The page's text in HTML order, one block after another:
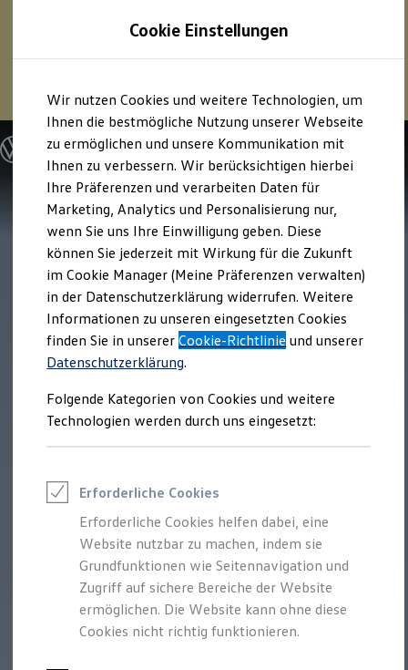
Hauptinhalt
springen
Footer
springen
Profitieren Sie von bis zu6.000 € 1
VolkswagenID. oder
Hybridmodelle.
Mehr zur E‑Auto-Förderung
Modelle und Konfigurator
Konfigurator
Modelle vergleichen
Konfiguration laden
Autosuche
Elektroautos
ENERGY Sondermodelle
Nutzfahrzeuge
SUV und CUV
Familienautos
Kombis
Kompaktwagen
Sportwagen
Schnell verfügbare Fahrzeuge
Angebote und Produkte
Aktuelle Angebote
E-Auto-Förderung
Volkswagen Marktplatz
Elektromobilität bei Gebrauchtwagen
Saisonangebote
Reifenpakete
Leasing
Leasing-Angebote
Gebrauchtwagen Leasing
Junge Gebrauchtwagen-Leasing
Elektroauto Leasing
Kleinwagen-Leasing
Cookie Einstellungen
Wir nutzen Cookies und weitere Technologien, um
Ihnen die bestmögliche Nutzung unserer Webseite
zu ermöglichen und unsere Kommunikation mit
Ihnen zu verbessern. Wir berücksichtigen hierbei
Ihre Präferenzen und verarbeiten Daten für
Marketing, Analytics und Personalisierung nur,
wenn Sie uns Ihre Einwilligung geben. Diese
können Sie jederzeit mit Wirkung für die Zukunft
im Cookie Manager (Meine Präferenzen verwalten)
in der Datenschutzerklärung widerrufen. Weitere
Informationen zu unseren eingesetzten Cookies
finden Sie in unsererCookie-Richtlinie und unserer
Datenschutzerklärung.
Folgende Kategorien von Cookies und weitere
Technologien werden durch uns eingesetzt:
Erforderliche Cookies
Erforderliche Cookies helfen dabei, eine
Website nutzbar zu machen, indem sie
Grundfunktionen wie Seitennavigation und
Zugriff auf sichere Bereiche der Website
ermöglichen. Die Website kann ohne diese
Cookies nicht richtig funktionieren.